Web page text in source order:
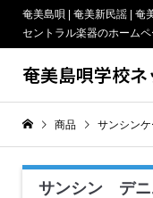
奄美島唄 | 奄美新民謡 | 奄
セントラル楽器のホームペ
奄美島唄学校
商品 サンシンケ
サンシン デニ